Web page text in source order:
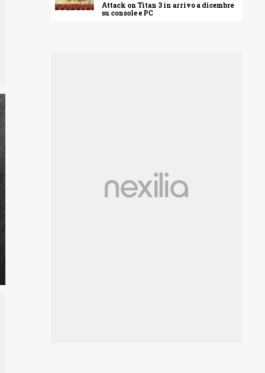
Attack on Titan 3 in arrivo a dicembre
su console e PC